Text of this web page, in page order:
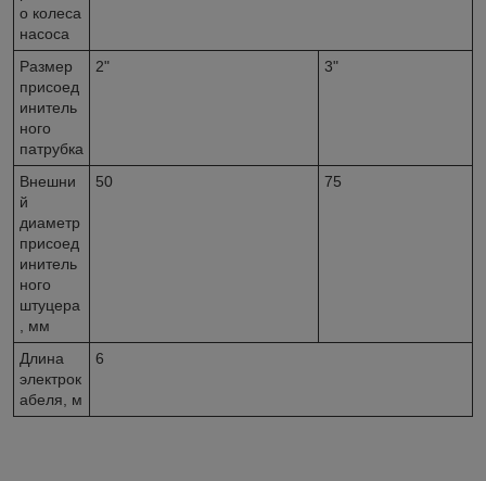
о колеса
насоса
Размер
присоед
инитель
ного
патрубка
2" 3"
Внешни
й
диаметр
присоед
инитель
ного
штуцера
, мм
50 75
Длина
электрок
абеля, м
6